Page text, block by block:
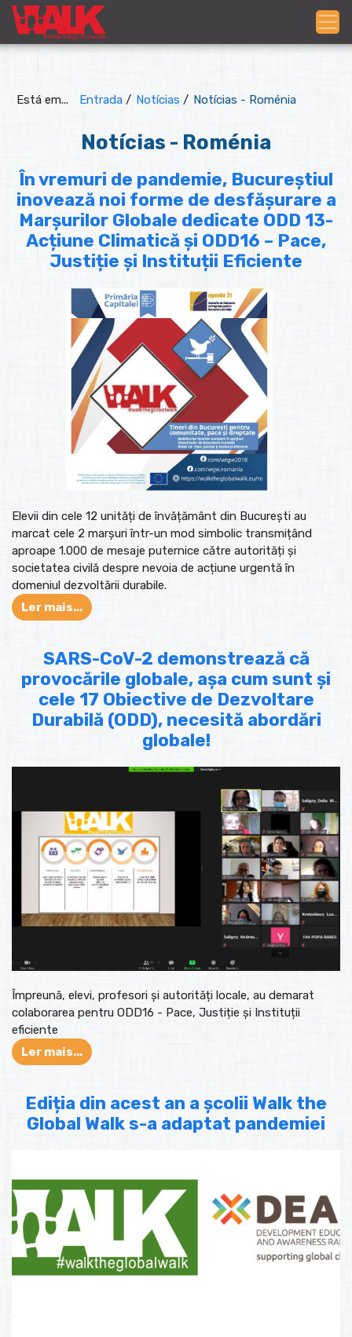
Está em... Entrada / Notícias / Notícias - Roménia
Notícias - Roménia
În vremuri de pandemie, Bucureștiul
inovează noi forme de desfășurare a
Marșurilor Globale dedicate ODD 13-
Acțiune Climatică și ODD16 – Pace,
Justiție și Instituții Eficiente
Elevii din cele 12 unități de învățământ din București au
marcat cele 2 marșuri într-un mod simbolic transmițând
aproape 1.000 de mesaje puternice către autorități și
societatea civilă despre nevoia de acțiune urgentă în
domeniul dezvoltării durabile.
Ler mais...
SARS-CoV-2 demonstrează că
provocările globale, așa cum sunt și
cele 17 Obiective de Dezvoltare
Durabilă (ODD), necesită abordări
globale!
Împreună, elevi, profesori și autorități locale, au demarat
colaborarea pentru ODD16 - Pace, Justiție și Instituții
eficiente
Ler mais...
Ediția din acest an a școlii Walk the
Global Walk s-a adaptat pandemiei